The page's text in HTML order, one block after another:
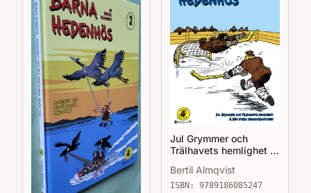
Jul Grymmer och
Trälhavets hemlighet &
issmockimatchen -
Barna Hedenhös 10
Bertil Almqvist
ISBN: 9789186085247